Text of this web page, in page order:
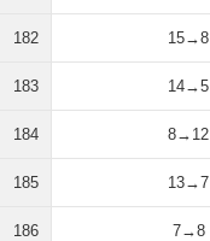
182 15→8
183 14→5
184 8→12
185 13→7
186 7→8